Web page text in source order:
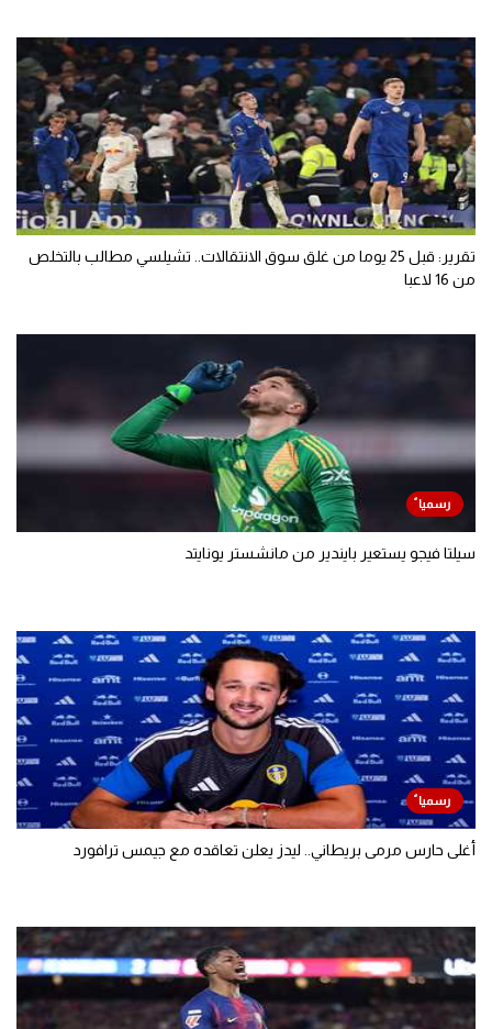
تقرير: قبل 25 يوما من غلق سوق الانتقالات.. تشيلسي مطالب بالتخلص
من 16 لاعبا
سيلتا فيجو يستعير بايندير من مانشستر يونايتد
أغلى حارس مرمى بريطاني.. ليدز يعلن تعاقده مع جيمس ترافورد